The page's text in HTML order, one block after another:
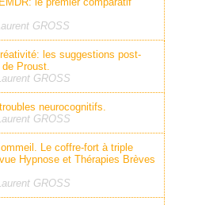
GROSS
les suggestions post-
de Proust.
GROSS
neurocognitifs.
GROSS
Le coffre-fort à triple
Hypnose et Thérapies Brèves
GROSS